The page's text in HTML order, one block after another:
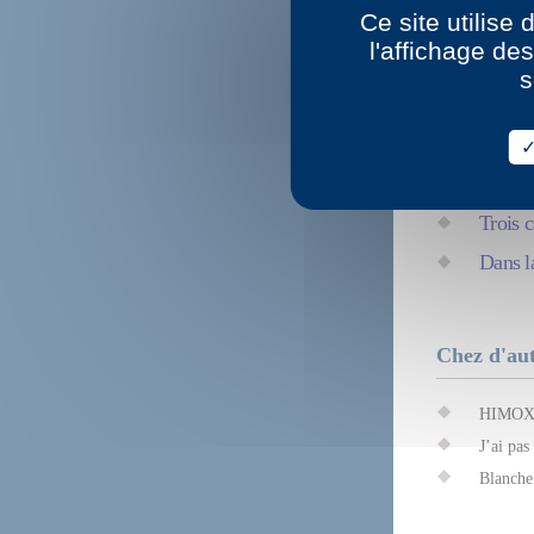
Les
Bis
Trois
Dans
Chez
J’ai
Ce site utilise
l'affichage